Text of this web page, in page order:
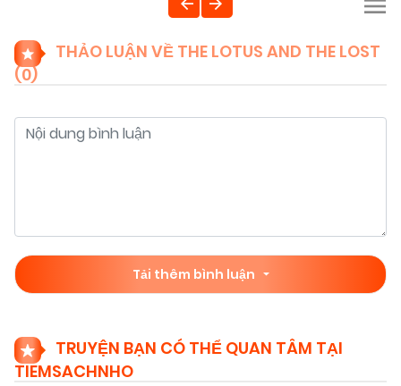
THẢO LUẬN VỀ THE LOTUS AND THE LOST
(0)
Tải thêm bình luận
TRUYỆN BẠN CÓ THỂ QUAN TÂM TẠI
TIEMSACHNHO